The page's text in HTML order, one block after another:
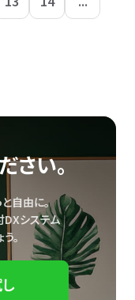
さい。
自由に。
DXシステム
。